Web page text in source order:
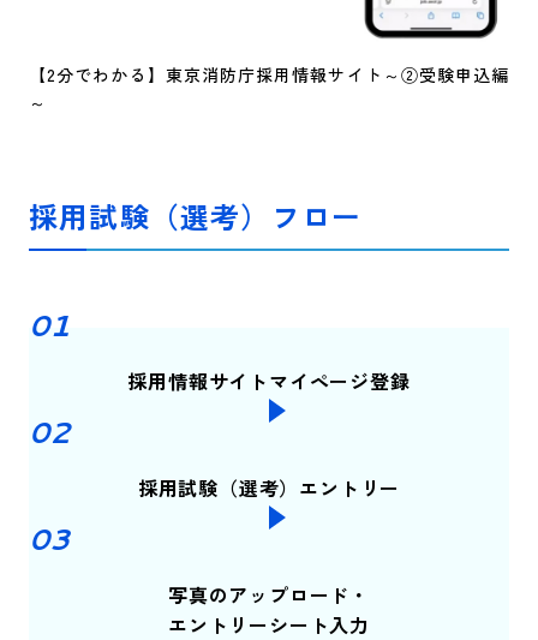
【2分でわかる】東京消防庁採用情報サイト～②受験申込編
～
採用試験（選考）フロー
採用情報サイトマイページ登録
採用試験（選考） エントリー
写真のアップロード・
エントリーシート入力